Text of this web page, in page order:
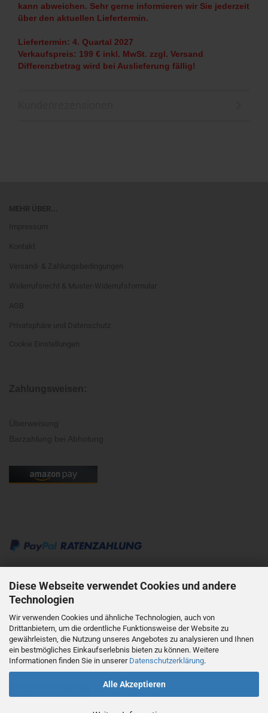
Diese Webseite verwendet Cookies und andere
Technologien
Wir verwenden Cookies und ähnliche Technologien, auch von
Drittanbietern, um die ordentliche Funktionsweise der Website zu
gewährleisten, die Nutzung unseres Angebotes zu analysieren und Ihnen
ein bestmögliches Einkaufserlebnis bieten zu können. Weitere
Informationen finden Sie in unserer Datenschutzerklärung.
Alle Akzeptieren
kann abweichen. Sehr gerne informieren wir Sie jederzeit
über den aktuellen Liefertermin.
Liefertermin: 4. Quartal 2027
Verkaufspreis: 199 € inkl. MwSt. zzgl. Versand
Differenzbetrag wird bei Auslieferung fällig!
Kontakt:
mobil: +49 176 62818595
mail: info@haas-mainz.de